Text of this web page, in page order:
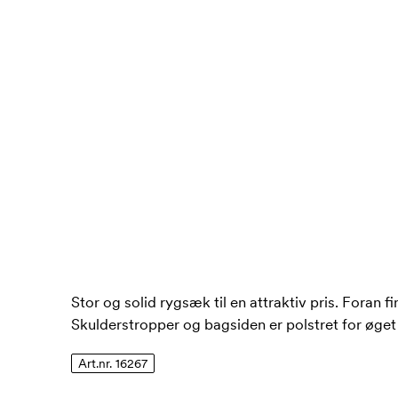
Stor og solid rygsæk til en attraktiv pris. Foran
Skulderstropper og bagsiden er polstret for
Art.nr. 16267